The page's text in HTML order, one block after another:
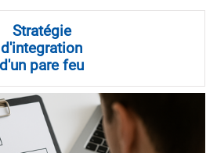
Stratégie
d'integration
d'un pare feu